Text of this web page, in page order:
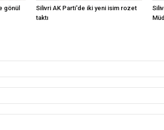
gönül
Silivri AK Parti'de iki yeni isim rozet
taktı